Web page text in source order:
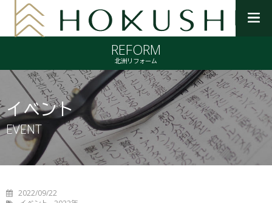
を
開
く
REFORM
北洲リフォーム
イベント
EVENT
2022/09/22